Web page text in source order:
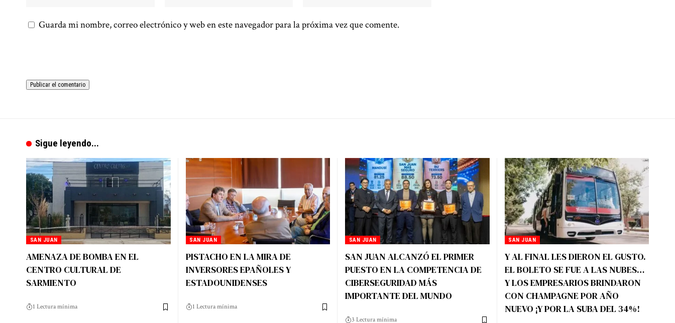
Guarda mi nombre, correo electrónico y web en este navegador para la próxima vez que comente.
Sigue leyendo...
SAN JUAN
AMENAZA DE BOMBA EN EL
CENTRO CULTURAL DE
SARMIENTO
1 Lectura mínima
SAN JUAN
PISTACHO EN LA MIRA DE
INVERSORES EPAÑOLES Y
ESTADOUNIDENSES
1 Lectura mínima
SAN JUAN
SAN JUAN ALCANZÓ EL PRIMER
PUESTO EN LA COMPETENCIA DE
CIBERSEGURIDAD MÁS
IMPORTANTE DEL MUNDO
3 Lectura mínima
SAN JUAN
Y AL FINAL LES DIERON EL GUSTO.
EL BOLETO SE FUE A LAS NUBES…
Y LOS EMPRESARIOS BRINDARON
CON CHAMPAGNE POR AÑO
NUEVO ¡Y POR LA SUBA DEL 34%!